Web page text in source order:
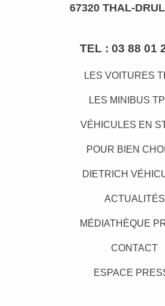
67320 THAL-
TEL : 03 88 01
LES VOITURES
LES MINIBUS
VÉHICULES EN
POUR BIEN
DIETRICH
ACTUALITÉS
MÉDIATHÈQUE
CONTACT
ESPACE